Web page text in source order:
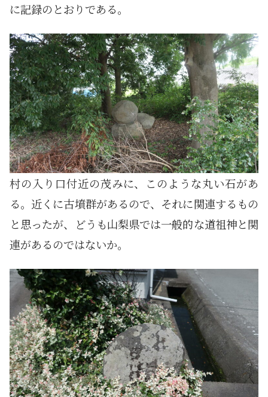
に記録のとおりである。
村の入り口付近の茂みに、このような丸い石があ
る。近くに古墳群があるので、それに関連するもの
と思ったが、どうも山梨県では一般的な道祖神と関
連があるのではないか。